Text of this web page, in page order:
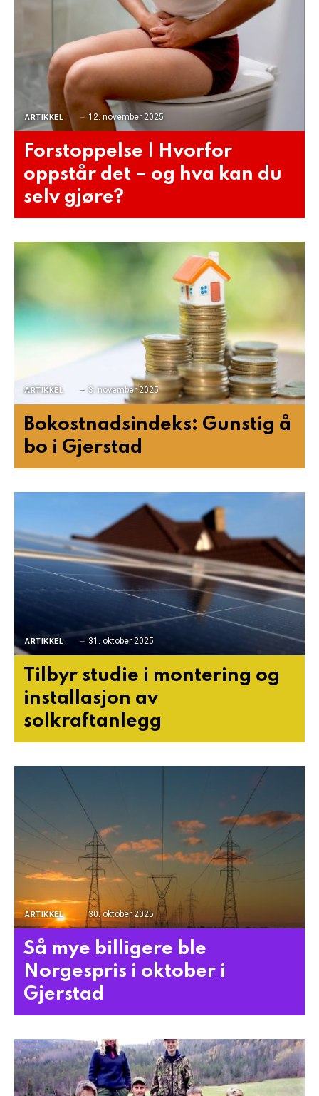
ARTIKKEL 12. november 2025
Forstoppelse | Hvorfor
oppstår det – og hva kan du
selv gjøre?
ARTIKKEL 3. november 2025
Bokostnadsindeks: Gunstig å
bo i Gjerstad
ARTIKKEL 31. oktober 2025
Tilbyr studie i montering og
installasjon av
solkraftanlegg
ARTIKKEL 30. oktober 2025
Så mye billigere ble
Norgespris i oktober i
Gjerstad